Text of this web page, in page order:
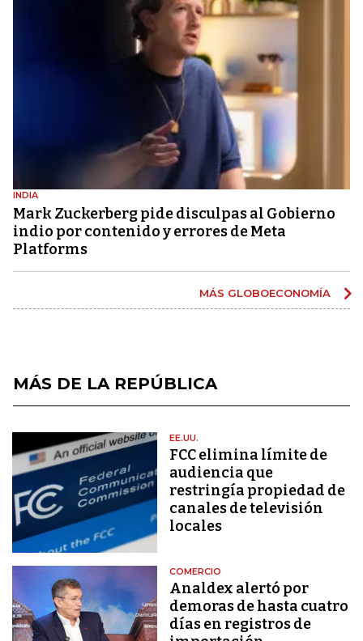
INDIA
Mark Zuckerberg pide disculpas al Gobierno
indio por contenido y errores de Meta
Platforms
MÁS GLOBOECONOMÍA
MÁS DE LA REPÚBLICA
EE.UU.
FCC elimina límite de
audiencia que
restringía propiedad de
canales de televisión
locales
COMERCIO
Analdex alertó por
demoras de hasta cuatro
días en registros de